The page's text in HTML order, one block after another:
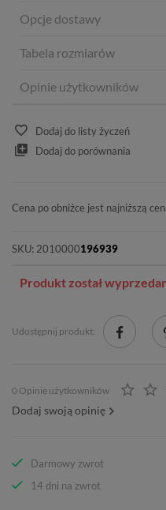
Opcje dostawy
Tabela rozmiarów
Opinie użytkowników
Dodaj do listy życzeń
Dodaj do porównania
Cena po obniżce jest najniższą
SKU: 2010000196939
Produkt został
Udostępnij produkt:
0 Opinie użytkowników
Dodaj swoją opinię
Darmowy zwrot
14 dni na zwrot